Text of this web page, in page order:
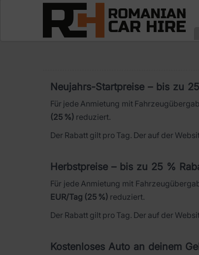
Neujahrs-Startpreise – bis zu
Für jede Anmietung mit
(25 %) reduziert.
Der Rabatt gilt pro Tag. Der auf der
Herbstpreise – bis zu 25 %
Für jede Anmietung mit
EUR/Tag (25 %) reduziert.
Der Rabatt gilt pro Tag. Der auf der
Kostenloses Auto an deinem